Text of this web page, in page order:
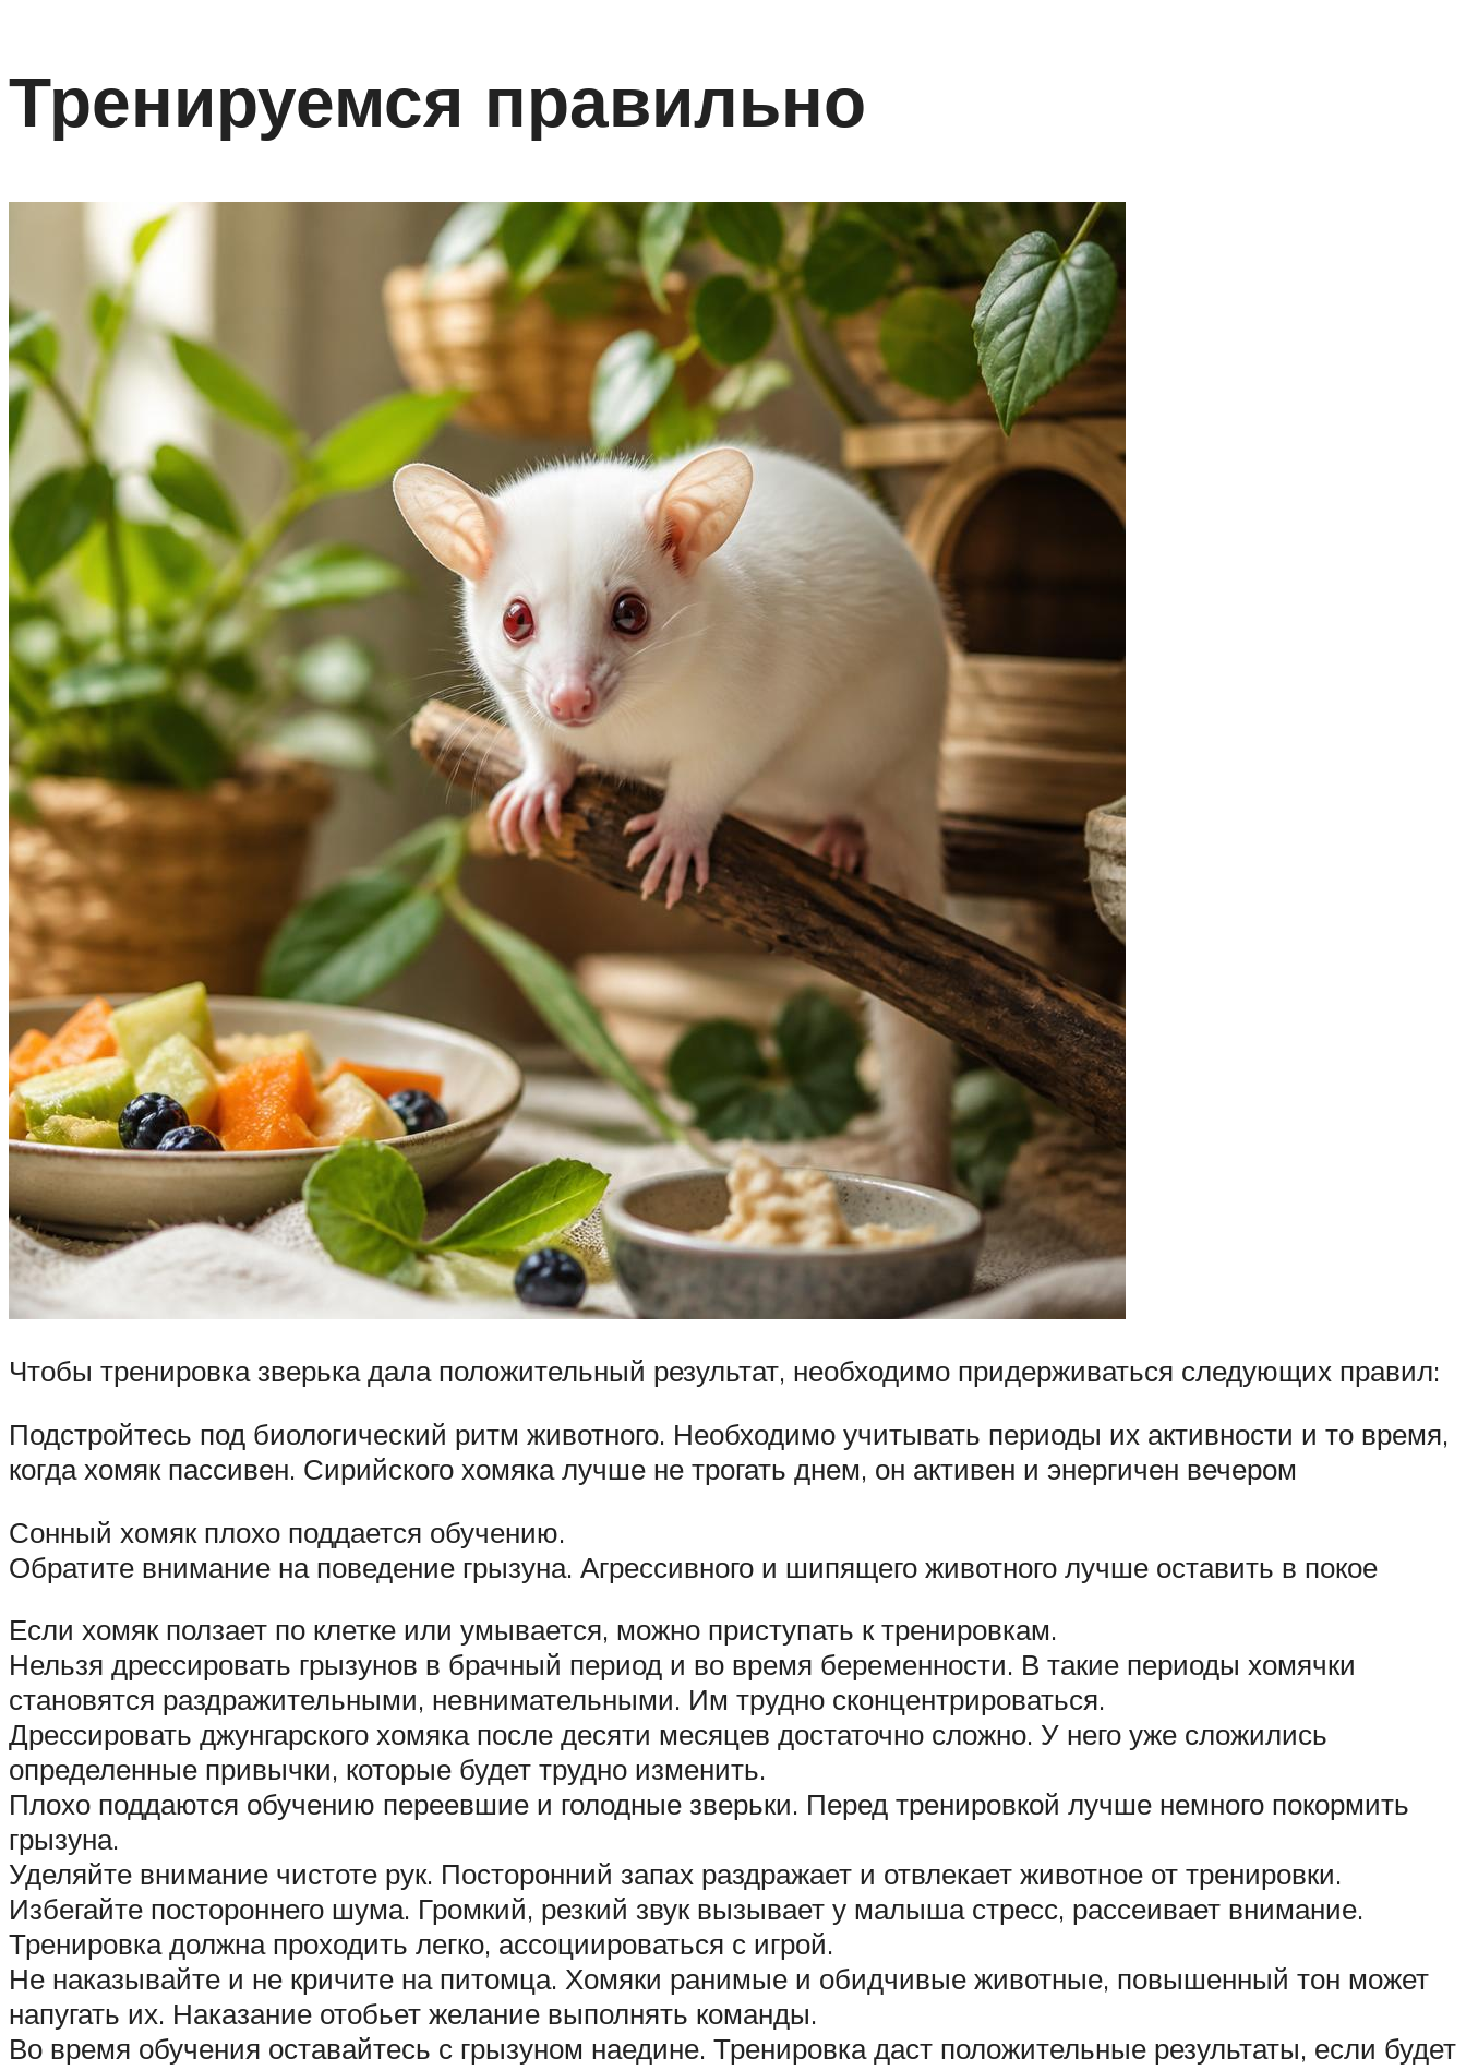
Тренируемся правильно
Чтобы тренировка зверька дала положительный результат, необходимо придерживаться следующих правил:
Подстройтесь под биологический ритм животного. Необходимо учитывать периоды их активности и то время,
когда хомяк пассивен. Сирийского хомяка лучше не трогать днем, он активен и энергичен вечером
Сонный хомяк плохо поддается обучению.
Обратите внимание на поведение грызуна. Агрессивного и шипящего животного лучше оставить в покое
Если хомяк ползает по клетке или умывается, можно приступать к тренировкам.
Нельзя дрессировать грызунов в брачный период и во время беременности. В такие периоды хомячки
становятся раздражительными, невнимательными. Им трудно сконцентрироваться.
Дрессировать джунгарского хомяка после десяти месяцев достаточно сложно. У него уже сложились
определенные привычки, которые будет трудно изменить.
Плохо поддаются обучению переевшие и голодные зверьки. Перед тренировкой лучше немного покормить
грызуна.
Уделяйте внимание чистоте рук. Посторонний запах раздражает и отвлекает животное от тренировки.
Избегайте постороннего шума. Громкий, резкий звук вызывает у малыша стресс, рассеивает внимание.
Тренировка должна проходить легко, ассоциироваться с игрой.
Не наказывайте и не кричите на питомца. Хомяки ранимые и обидчивые животные, повышенный тон может
напугать их. Наказание отобьет желание выполнять команды.
Во время обучения оставайтесь с грызуном наедине. Тренировка даст положительные результаты, если будет